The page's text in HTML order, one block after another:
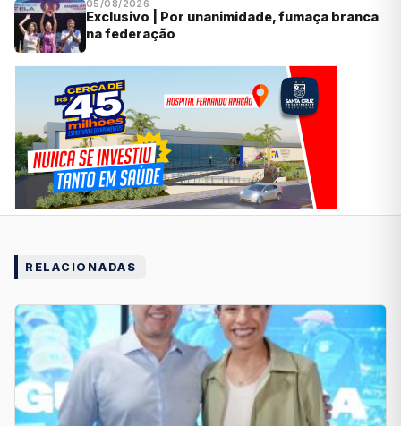
05/08/2026
Exclusivo | Por unanimidade, fumaça branca
na federação
RELACIONADAS